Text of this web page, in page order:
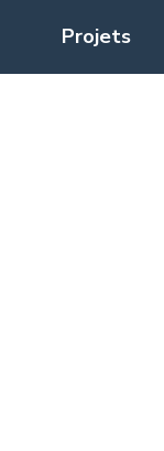
Projets